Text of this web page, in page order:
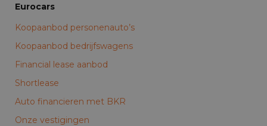
Eurocars
Koopaanbod personenauto’s
Koopaanbod bedrijfswagens
Financial lease aanbod
Shortlease
Auto financieren met BKR
Onze vestigingen